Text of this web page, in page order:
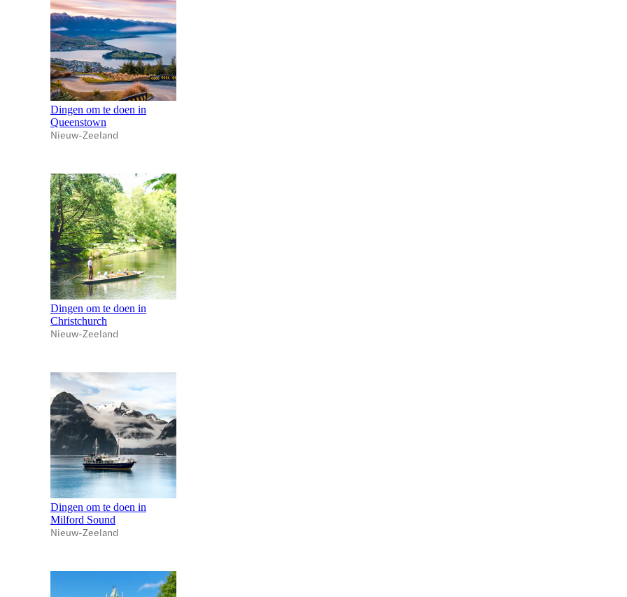
Dingen om te doen in
Queenstown
Nieuw-Zeeland
Dingen om te doen in
Christchurch
Nieuw-Zeeland
Dingen om te doen in
Milford Sound
Nieuw-Zeeland